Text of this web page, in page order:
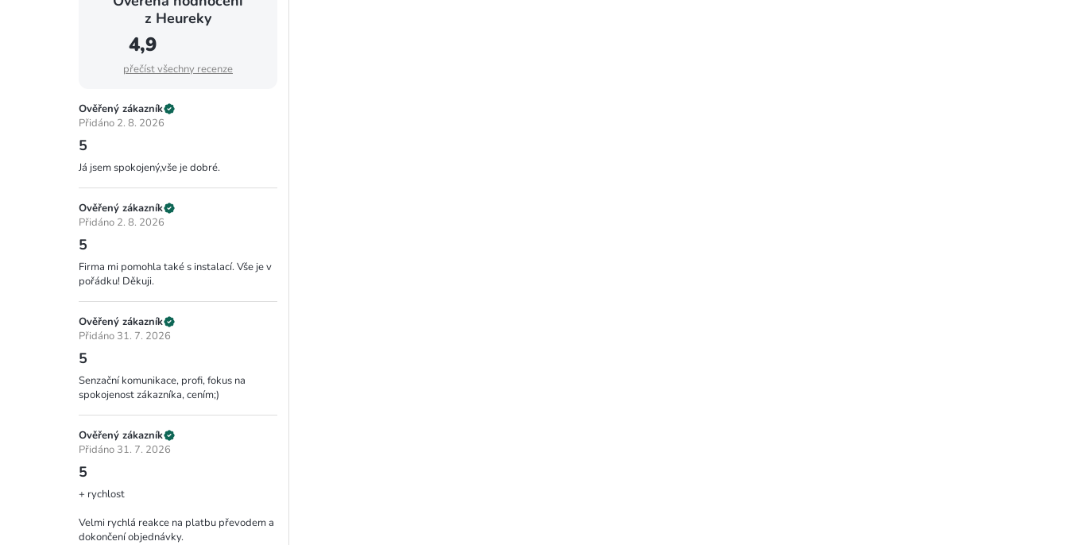
z Heureky
4,9
přečíst všechny recenze
Ověřený zákazník
Přidáno 2. 8. 2026
5
Já jsem spokojený,vše je dobré.
Ověřený zákazník
Přidáno 2. 8. 2026
5
Firma mi pomohla také s instalací. Vše je v
pořádku! Děkuji.
Ověřený zákazník
Přidáno 31. 7. 2026
5
Senzační komunikace, profi, fokus na
spokojenost zákazníka, cením;)
Ověřený zákazník
Přidáno 31. 7. 2026
5
+ rychlost
Velmi rychlá reakce na platbu převodem a
dokončení objednávky.